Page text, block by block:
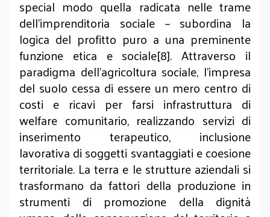
special modo quella radicata nelle trame
dell'imprenditoria sociale – subordina la
logica del profitto puro a una preminente
funzione etica e sociale[8]. Attraverso il
paradigma dell'agricoltura sociale, l'impresa
del suolo cessa di essere un mero centro di
costi e ricavi per farsi infrastruttura di
welfare comunitario, realizzando servizi di
inserimento terapeutico, inclusione
lavorativa di soggetti svantaggiati e coesione
territoriale. La terra e le strutture aziendali si
trasformano da fattori della produzione in
strumenti di promozione della dignità